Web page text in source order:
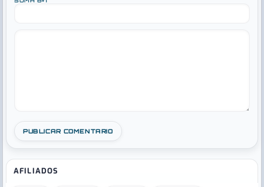
AFILIADOS